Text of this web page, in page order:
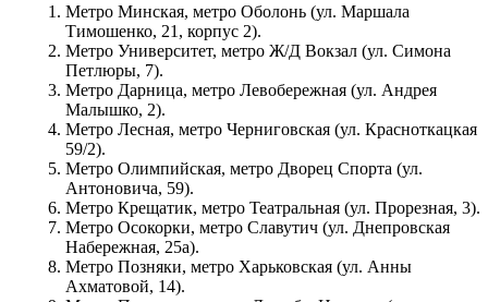
Метро Минская, метро Оболонь (ул. Маршала
Тимошенко, 21, корпус 2).
Метро Университет, метро Ж/Д Вокзал (ул. Симона
Петлюры, 7).
Метро Дарница, метро Левобережная (ул. Андрея
Малышко, 2).
Метро Лесная, метро Черниговская (ул. Красноткацкая
59/2).
Метро Олимпийская, метро Дворец Спорта (ул.
Антоновича, 59).
Метро Крещатик, метро Театральная (ул. Прорезная, 3).
Метро Осокорки, метро Славутич (ул. Днепровская
Набережная, 25а).
Метро Позняки, метро Харьковская (ул. Анны
Ахматовой, 14).